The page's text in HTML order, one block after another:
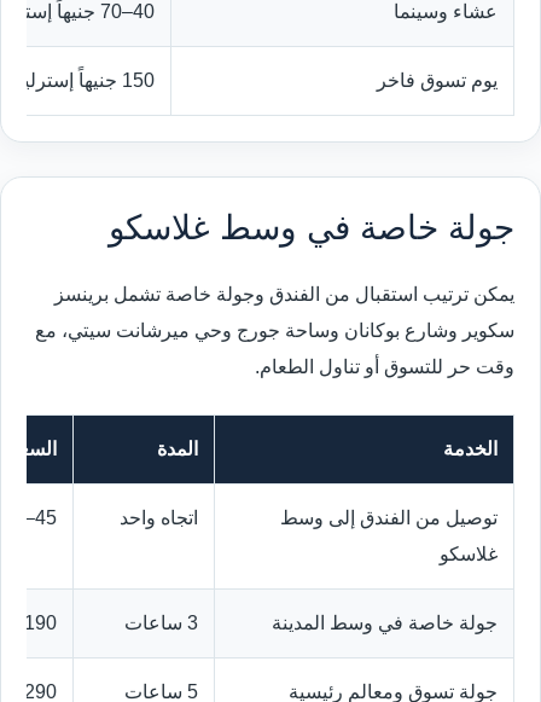
عشاء وسينما 40–70 جنيهاً إسترلينياً
يوم تسوق فاخر 150 جنيهاً إسترلينياً أو أكثر
جولة خاصة في وسط غلاسكو
يمكن ترتيب استقبال من الفندق وجولة خاصة تشمل برينسز
سكوير وشارع بوكانان وساحة جورج وحي ميرشانت سيتي، مع
وقت حر للتسوق أو تناول الطعام.
الخدمة المدة السعر
توصيل من الفندق إلى وسط
غلاسكو
اتجاه واحد 45–85 جنيهاً إسترلينياً
جولة خاصة في وسط المدينة 3 ساعات 190–280 جنيهاً إسترلينياً
جولة تسوق ومعالم رئيسية 5 ساعات 290–410 جنيهات إسترلينية